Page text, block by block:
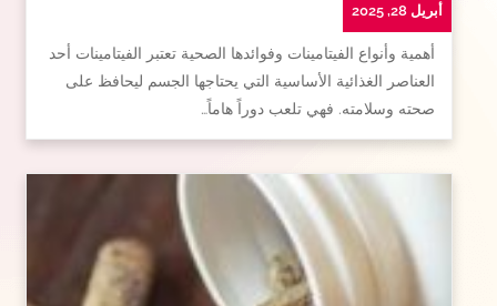
أبريل 28, 2025
أهمية وأنواع الفيتامينات وفوائدها الصحية تعتبر الفيتامينات أحد
العناصر الغذائية الأساسية التي يحتاجها الجسم ليحافظ على
صحته وسلامته. فهي تلعب دوراً هاماً…